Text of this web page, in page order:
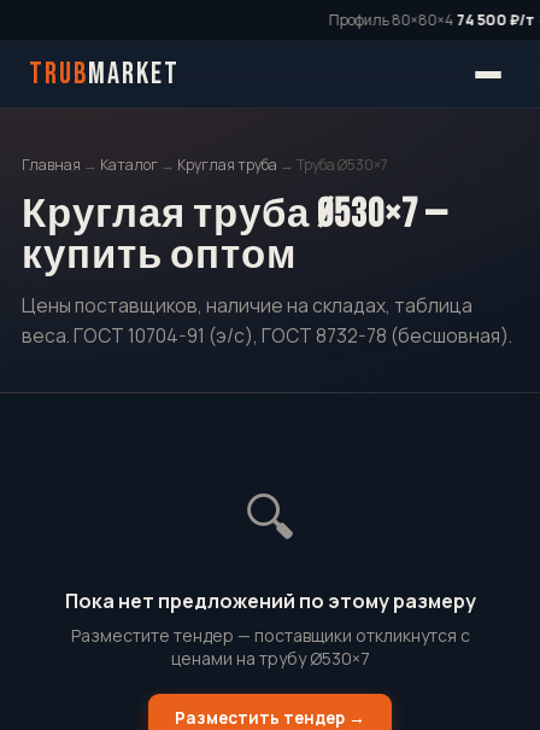
Профиль 80×80×474 500 ₽/т·
TRUBMARKET
Главная → Каталог → Круглая труба → Труба Ø530×7
Круглая труба Ø530×7 —
купить оптом
Цены поставщиков, наличие на складах, таблица
веса. ГОСТ 10704-91 (э/с), ГОСТ 8732-78 (бесшовная).
🔍
Пока нет предложений по этому размеру
Разместите тендер — поставщики откликнутся с
ценами на трубу Ø530×7
Разместить тендер →